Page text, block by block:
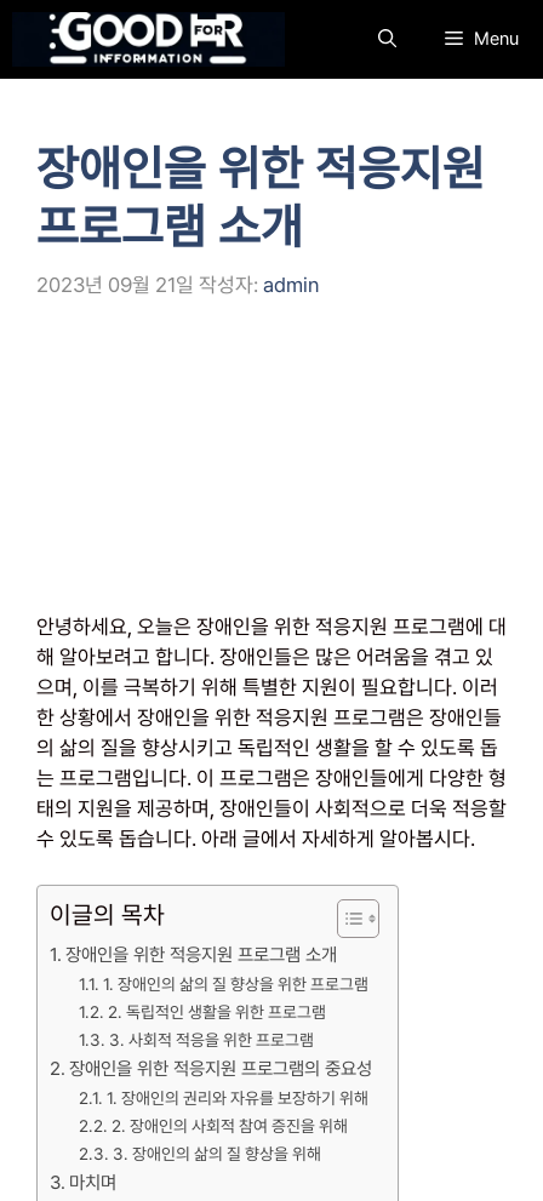
츠
Menu
장애인을 위한 적응지원
프로그램 소개
2023년 09월 21일 작성자: admin
안녕하세요, 오늘은 장애인을 위한 적응지원 프로그램에 대
해 알아보려고 합니다. 장애인들은 많은 어려움을 겪고 있
으며, 이를 극복하기 위해 특별한 지원이 필요합니다. 이러
한 상황에서 장애인을 위한 적응지원 프로그램은 장애인들
의 삶의 질을 향상시키고 독립적인 생활을 할 수 있도록 돕
는 프로그램입니다. 이 프로그램은 장애인들에게 다양한 형
태의 지원을 제공하며, 장애인들이 사회적으로 더욱 적응할
수 있도록 돕습니다. 아래 글에서 자세하게 알아봅시다.
이글의 목차
장애인을 위한 적응지원 프로그램 소개
1. 장애인의 삶의 질 향상을 위한 프로그램
2. 독립적인 생활을 위한 프로그램
3. 사회적 적응을 위한 프로그램
장애인을 위한 적응지원 프로그램의 중요성
1. 장애인의 권리와 자유를 보장하기 위해
2. 장애인의 사회적 참여 증진을 위해
3. 장애인의 삶의 질 향상을 위해
마치며